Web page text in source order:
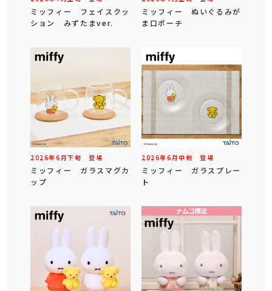
ミッフィー フェイスクッ
ション みずたまver.
ミッフィー ぬいぐるみが
ま口ポーチ
2026年6 月下旬 登場
ミッフィー ガラスマグカ
ップ
2026年6 月中旬 登場
ミッフィー ガラスプレー
ト